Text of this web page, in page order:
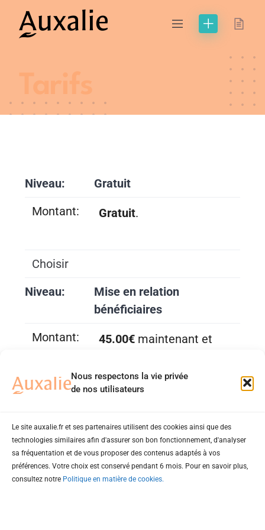
Nous respectons la vie privée
de nos utilisateurs
Le site auxalie.fr et ses partenaires utilisent des cookies ainsi que des
technologies similaires afin d'assurer son bon fonctionnement, d'analyser
sa fréquentation et de vous proposer des contenus adaptés à vos
préférences. Votre choix est conservé pendant 6 mois. Pour en savoir plus,
consultez notre Politique en matière de cookies.
Gratuit
Gratuit.
Choisir
Mise en relation
bénéficiaires
45.00€ maintenant et
pour encore 6 Mois
Choisir
Mise en relation
bénéficiaires + Gestion